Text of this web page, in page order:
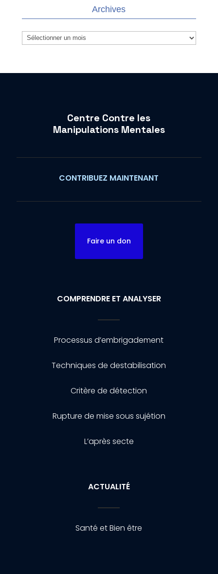
Archives
Archives
Centre Contre les
Manipulations Mentales
CONTRIBUEZ MAINTENANT
Faire un don
COMPRENDRE ET ANALYSER
Processus d’embrigadement
Techniques de destabilisation
Critère de détection
Rupture de mise sous sujétion
L’après secte
ACTUALITÉ
Santé et Bien être